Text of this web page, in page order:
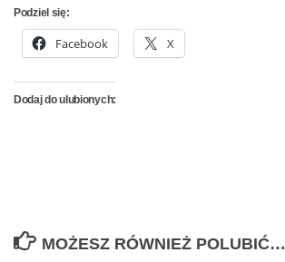
Podziel się:
Facebook X
Dodaj do ulubionych:
MOŻESZ RÓWNIEŻ POLUBIĆ…